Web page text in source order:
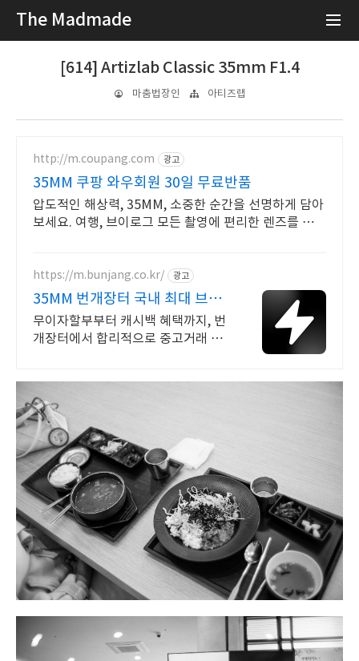
The Madmade
[614] Artizlab Classic 35mm F1.4
마춤법장인 아티즈랩
http://m.coupang.com 광고
35MM 쿠팡 와우회원 30일 무료반품
압도적인 해상력, 35MM, 소중한 순간을 선명하게 담아
보세요. 여행, 브이로그 모든 촬영에 편리한 렌즈를 쿠팡
https://m.bunjang.co.kr/ 광고
35MM 번개장터 국내 최대 브랜
드 중고거래
무이자할부부터 캐시백 혜택까지, 번
개장터에서 합리적으로 중고거래 하